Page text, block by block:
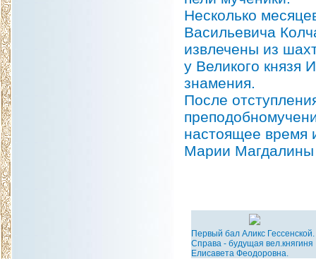
Несколько
Васильевича
извлечены из
у Великого князя
знамения.
После
настоящее время
Марии Магдалины
Первый бал Аликс Гессенской.
Справа - будущая вел.княгиня
Елисавета Феодоровна.